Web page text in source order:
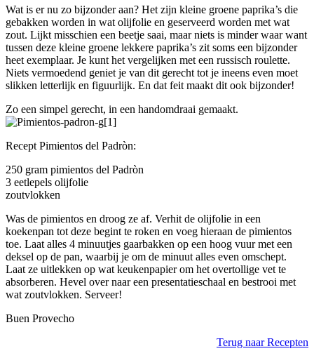
Wat is er nu zo bijzonder aan? Het zijn kleine groene paprika’s die
gebakken worden in wat olijfolie en geserveerd worden met wat
zout. Lijkt misschien een beetje saai, maar niets is minder waar want
tussen deze kleine groene lekkere paprika’s zit soms een bijzonder
heet exemplaar. Je kunt het vergelijken met een russisch roulette.
Niets vermoedend geniet je van dit gerecht tot je ineens even moet
slikken letterlijk en figuurlijk. En dat feit maakt dit ook bijzonder!
Zo een simpel gerecht, in een handomdraai gemaakt.
Recept Pimientos del Padròn:
250 gram pimientos del Padròn
3 eetlepels olijfolie
zoutvlokken
Was de pimientos en droog ze af. Verhit de olijfolie in een
koekenpan tot deze begint te roken en voeg hieraan de pimientos
toe. Laat alles 4 minuutjes gaarbakken op een hoog vuur met een
deksel op de pan, waarbij je om de minuut alles even omschept.
Laat ze uitlekken op wat keukenpapier om het overtollige vet te
absorberen. Hevel over naar een presentatieschaal en bestrooi met
wat zoutvlokken. Serveer!
Buen Provecho
Terug naar Recepten